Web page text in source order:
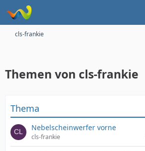
cls-frankie
Themen von cls-frankie
Thema
Nebelscheinwerfer vorne
cls-frankie